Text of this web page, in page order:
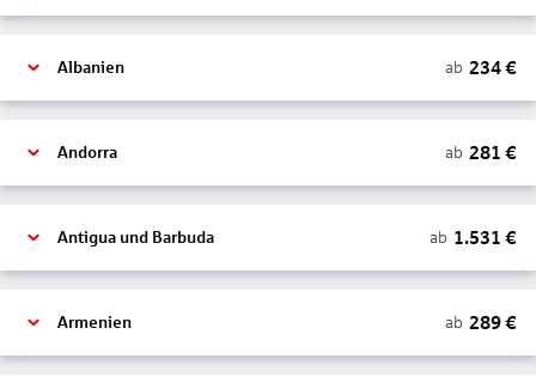
Albanien ab 234€
Andorra ab 281 €
Antigua und Barbuda ab 1.531 €
Armenien ab 289€